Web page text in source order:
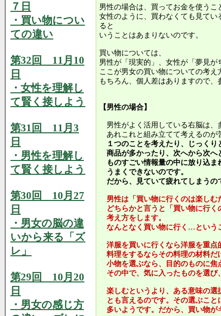
７日
・買い物につい
ての違い
第32回 11月10
日
・女性を理解し
て賢く接しよう
第31回 11月3
日
・男性を理解し
て賢く接しよう
第30回 10月27
日
・男女の脳の違
いから来る「ズ
レ」
第29回 10月20
日
・男女の感じ方
男性の場合は、買ってお金を使う
女性のように、買わなくても見て
ると
いうことはあまりないのです。
買い物については、
男性が「現実的」、女性が「夢見
ここが男女の買い物についての考
もちろん、個人差はありますので
【男性の場合】
男性がよく活用している右脳は、
あれこれと組み立てて考えるのが
１つのことを考えたり、じっくり
商品が多かったり、次へから次へ
ものすごい情報量の中に放り込ま
うまくできないのです。
だから、見ていて疲れてしまうの
男性は「買い物に行くのは楽しむ
どちらかと言うと「買い物に行く
考え方をします。
なんとなく買い物に行く…という
洋服を買いに行くなら洋服を重点
料理をするならその料理の材料だ
小物を選ぶなら、目的のものに焦
その中で、気に入ったものを選び
楽しむというより、ある意味の選
とも言えるのです。その選ぶこと
多いようです。だから、買い物が